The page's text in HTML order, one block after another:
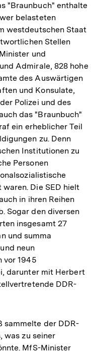
"Braunbuch" enthalte
belasteten
westdeutschen Staat
Stellen
und
Admirale, 828 hohe
des Auswärtigen
und Konsulate,
Polizei und des
das "Braunbuch"
ein erheblicher Teil
zu. Denn
Institutionen zu
Personen
Die SED hielt
in ihren Reihen
Sogar den diversen
insgesamt 27
und summa
neun
vor 1945
darunter mit Herbert
DDR-
sammelte der DDR-
was zu seiner
MfS-Minister